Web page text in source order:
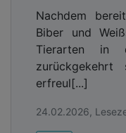
Nachdem
Biber und
Tierarten in
erfreul[...]
24.02.2026,